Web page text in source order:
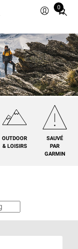
0
Total
in
cart:
0
OUTDOOR
& LOISIRS
SAUVÉ
PAR
GARMIN